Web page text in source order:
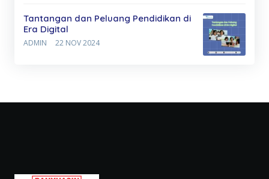
Tantangan dan Peluang Pendidikan di
Era Digital
ADMIN 22 NOV 2024